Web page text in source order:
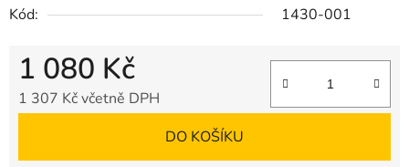
Kód:
1430-001
1 080 Kč
1 307 Kč včetně DPH
DO KOŠÍKU